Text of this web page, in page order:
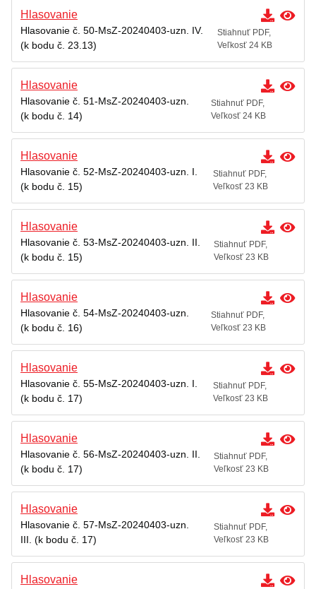
Hlasovanie
Hlasovanie č. 50-MsZ-20240403-uzn. IV.
(k bodu č. 23.13)
Stiahnuť PDF,
Veľkosť 24 KB
Hlasovanie
Hlasovanie č. 51-MsZ-20240403-uzn.
(k bodu č. 14)
Stiahnuť PDF,
Veľkosť 24 KB
Hlasovanie
Hlasovanie č. 52-MsZ-20240403-uzn. I.
(k bodu č. 15)
Stiahnuť PDF,
Veľkosť 23 KB
Hlasovanie
Hlasovanie č. 53-MsZ-20240403-uzn. II.
(k bodu č. 15)
Stiahnuť PDF,
Veľkosť 23 KB
Hlasovanie
Hlasovanie č. 54-MsZ-20240403-uzn.
(k bodu č. 16)
Stiahnuť PDF,
Veľkosť 23 KB
Hlasovanie
Hlasovanie č. 55-MsZ-20240403-uzn. I.
(k bodu č. 17)
Stiahnuť PDF,
Veľkosť 23 KB
Hlasovanie
Hlasovanie č. 56-MsZ-20240403-uzn. II.
(k bodu č. 17)
Stiahnuť PDF,
Veľkosť 23 KB
Hlasovanie
Hlasovanie č. 57-MsZ-20240403-uzn.
III. (k bodu č. 17)
Stiahnuť PDF,
Veľkosť 23 KB
Hlasovanie